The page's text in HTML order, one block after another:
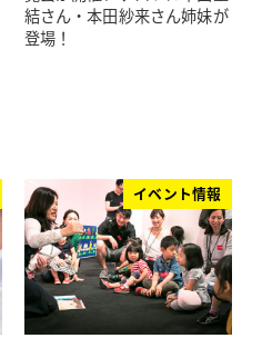
結さん・本田紗来さん姉妹が
登場！
イベント情報